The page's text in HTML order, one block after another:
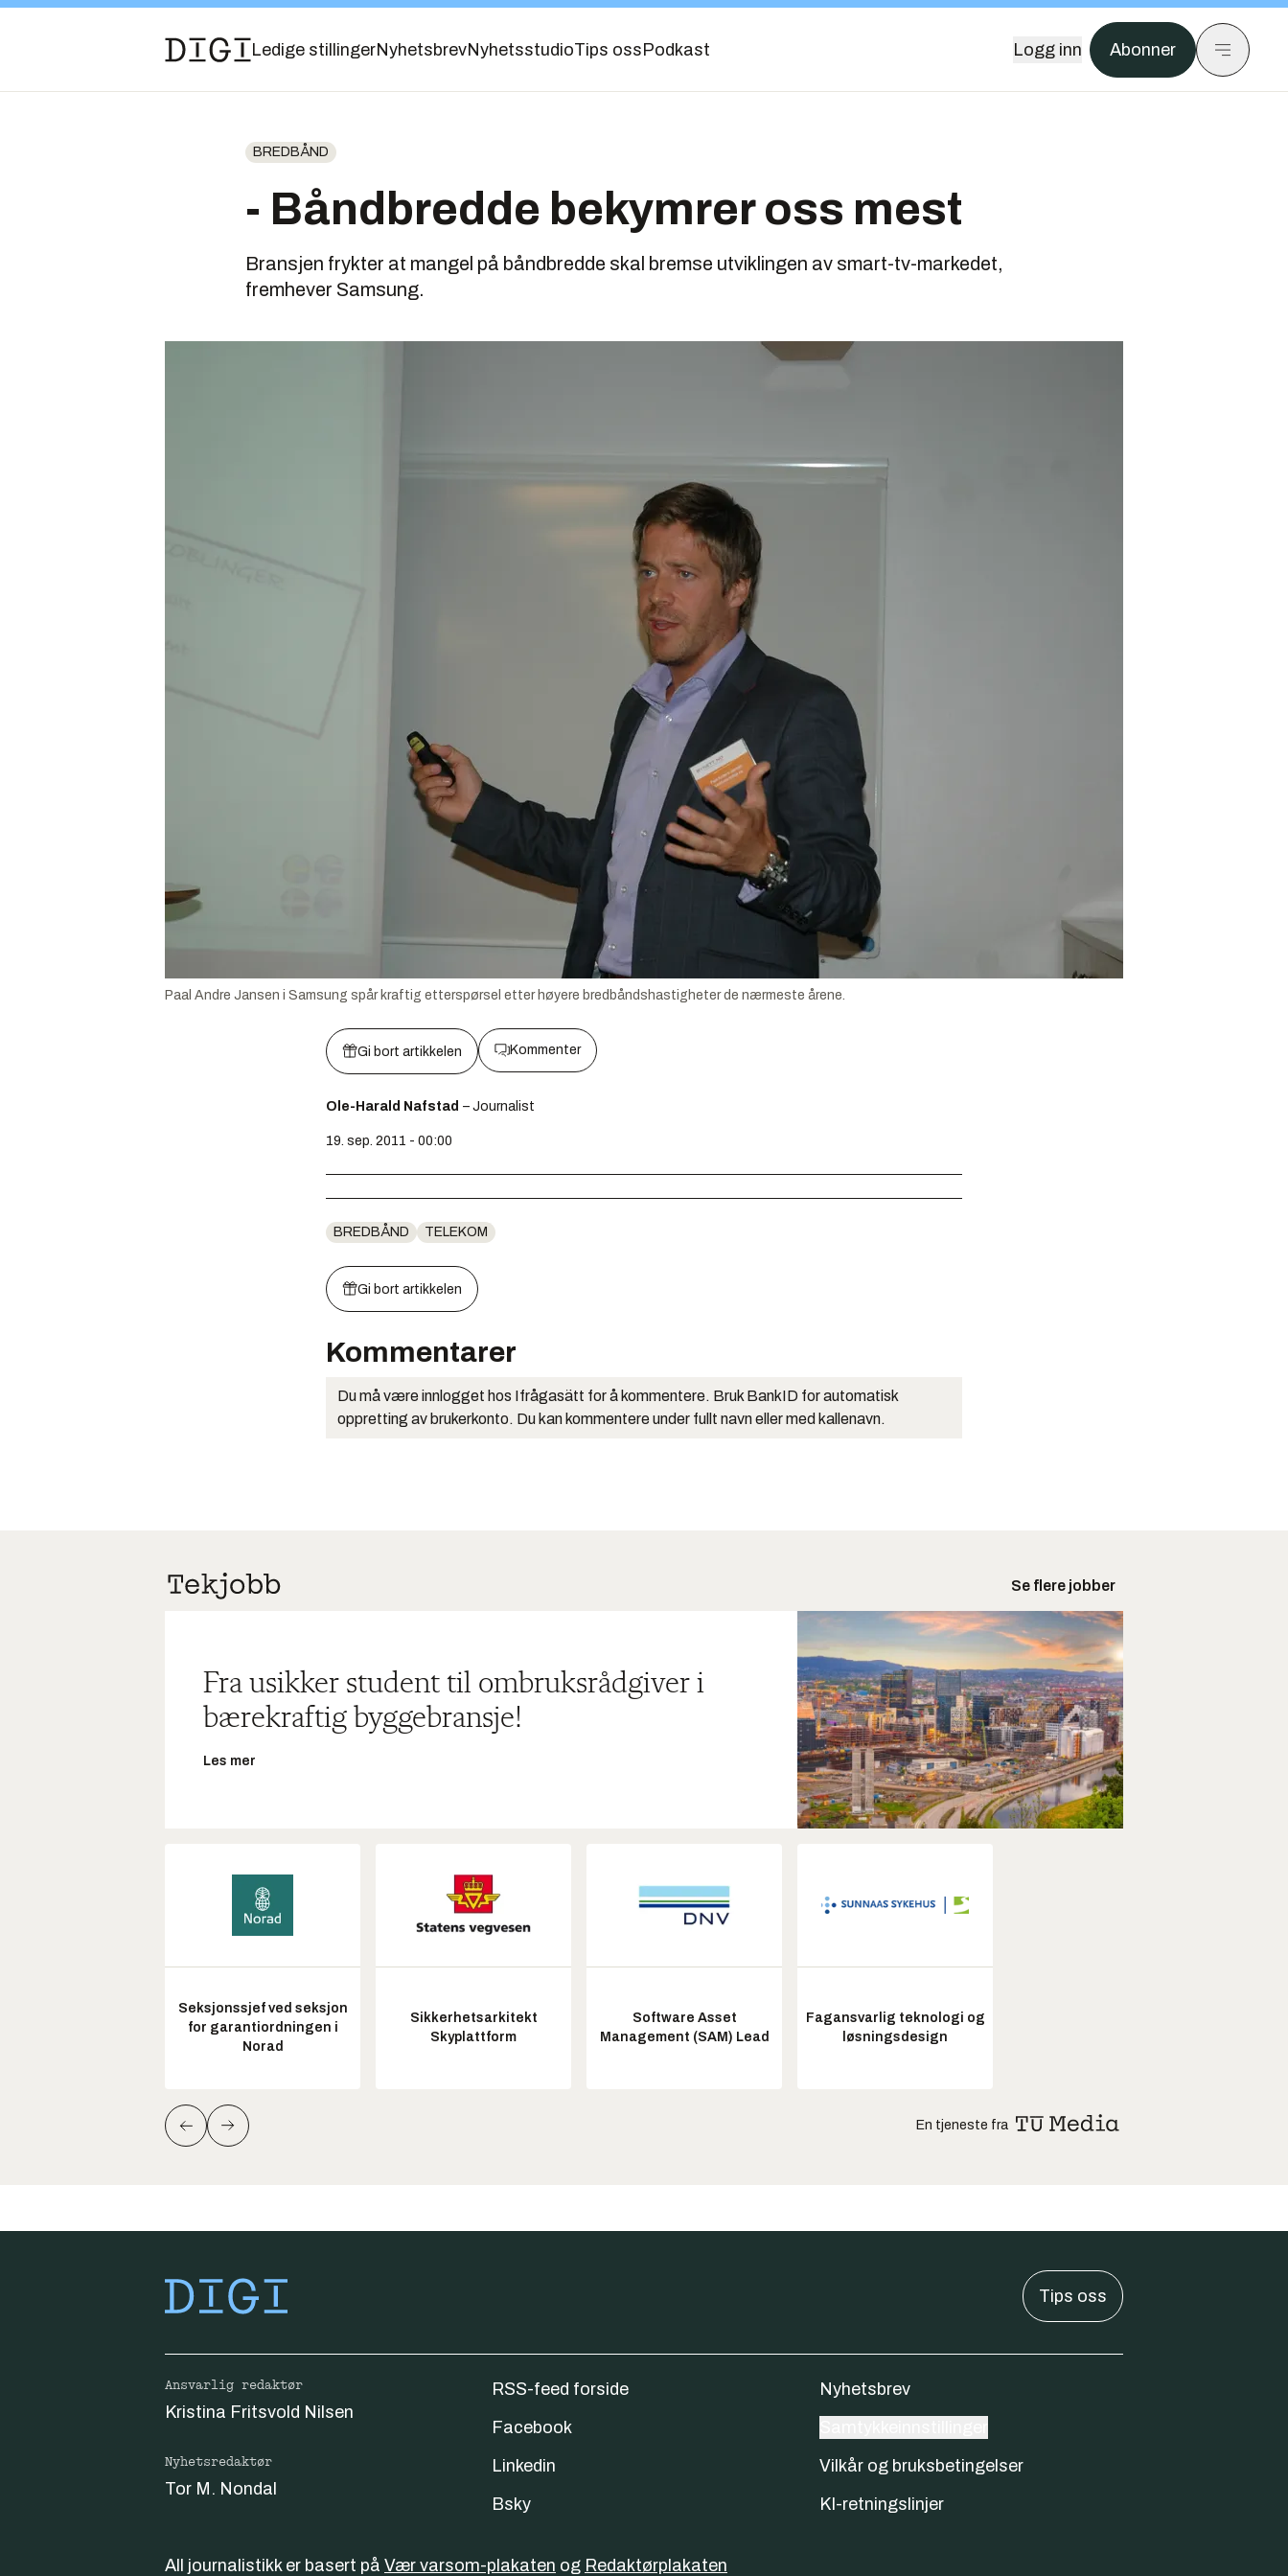
Ledige stillingerNyhetsbrevNyhetsstudioTips oss Podkast Logg inn Abonner
BREDBÅND
- Båndbredde bekymrer oss mest
Bransjen frykter at mangel på båndbredde skal bremse utviklingen av smart-tv-markedet,
fremhever Samsung.
Paal Andre Jansen i Samsung spår kraftig etterspørsel etter høyere bredbåndshastigheter de nærmeste årene.
Gi bort artikkelen Kommenter
Ole-Harald Nafstad – Journalist
19. sep. 2011 - 00:00
BREDBÅND TELEKOM
Gi bort artikkelen
Kommentarer
Du må være innlogget hos Ifrågasätt for å kommentere. Bruk BankID for automatisk
oppretting av brukerkonto. Du kan kommentere under fullt navn eller med kallenavn.
Se flere jobber
Fra usikker student til ombruksrådgiver i
bærekraftig byggebransje!
Les mer
Seksjonssjef ved seksjon
for garantiordningen i
Norad
Sikkerhetsarkitekt
Skyplattform
Software Asset
Management (SAM) Lead
Fagansvarlig teknologi og
løsningsdesign
En tjeneste fra
Tips oss
Ansvarlig redaktør
Kristina Fritsvold Nilsen
Nyhetsredaktør
Tor M. Nondal
RSS-feed forside
Facebook
Linkedin
Bsky
Nyhetsbrev
Vilkår og bruksbetingelser
KI-retningslinjer
All journalistikk er basert på Vær varsom-plakaten og Redaktørplakaten